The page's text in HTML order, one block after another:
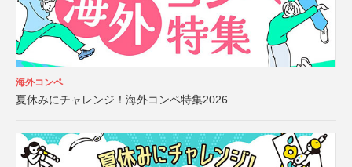
海外コンペ
夏休みにチャレンジ！海外コンペ特集2026